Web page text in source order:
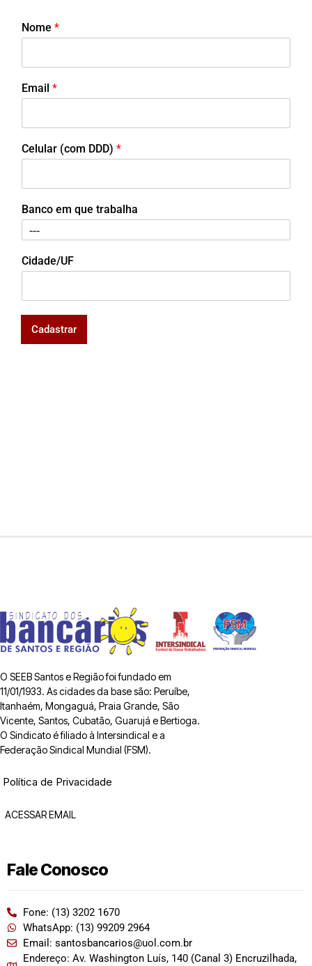
Nome *
Email *
Celular (com DDD) *
Banco em que trabalha
Cidade/UF
Cadastrar
O SEEB Santos e Região foi fundado em
11/01/1933. As cidades da base são: Peruíbe,
Itanhaém, Mongaguá, Praia Grande, São
Vicente, Santos, Cubatão, Guarujá e Bertioga.
O Sindicato é filiado à Intersindical e a
Federação Sindical Mundial (FSM).
Política de Privacidade
ACESSAR EMAIL
Fale Conosco
Fone: (13) 3202 1670
WhatsApp: (13) 99209 2964
Email: santosbancarios@uol.com.br
Endereço: Av. Washington Luís, 140 (Canal 3) Encruzilhada,